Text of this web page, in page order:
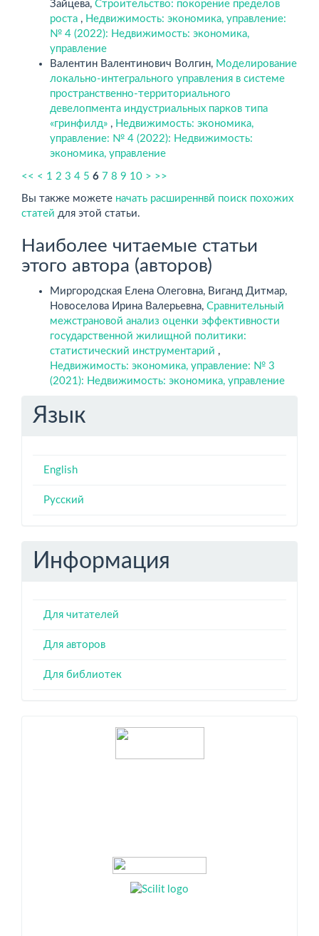
Зайцева, Строительство: покорение пределов
роста , Недвижимость: экономика, управление:
№ 4 (2022): Недвижимость: экономика,
управление
Валентин Валентинович Волгин, Моделирование
локально-интегрального управления в системе
пространственно-территориального
девелопмента индустриальных парков типа
«гринфилд» , Недвижимость: экономика,
управление: № 4 (2022): Недвижимость:
экономика, управление
<< < 1 2 3 4 5 6 7 8 9 10 > >>
Вы также можете начать расширеннвй поиск похожих
статей для этой статьи.
Наиболее читаемые статьи
этого автора (авторов)
Миргородская Елена Олеговна, Виганд Дитмар,
Новоселова Ирина Валерьевна, Сравнительный
межстрановой анализ оценки эффективности
государственной жилищной политики:
статистический инструментарий ,
Недвижимость: экономика, управление: № 3
(2021): Недвижимость: экономика, управление
Язык
English
Русский
Информация
Для читателей
Для авторов
Для библиотек
Индексация